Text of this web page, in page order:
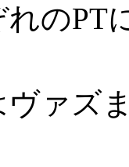
れのPT
ヴァズ